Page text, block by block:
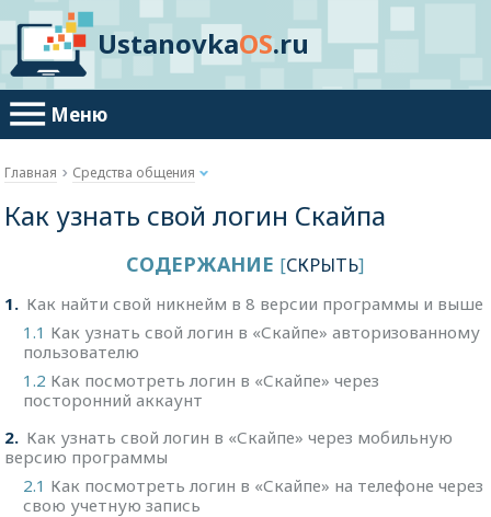
UstanovkaOS.ru
Главная Средства общения
Как узнать свой логин Скайпа
СОДЕРЖАНИЕ [СКРЫТЬ]
1
Как найти свой никнейм в 8 версии программы и выше
1.1 Как узнать свой логин в «Скайпе» авторизованному
пользователю
1.2 Как посмотреть логин в «Скайпе» через
посторонний аккаунт
2 Как узнать свой логин в «Скайпе» через мобильную
версию программы
2.1 Как посмотреть логин в «Скайпе» на телефоне через
свою учетную запись
Меню